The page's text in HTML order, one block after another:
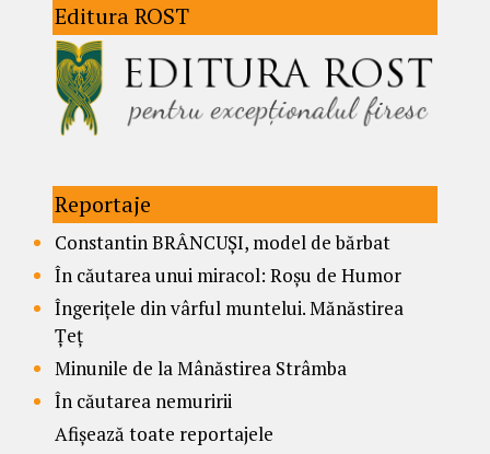
Editura ROST
Reportaje
Constantin BRÂNCUȘI, model de bărbat
În căutarea unui miracol: Roșu de Humor
Îngerițele din vârful muntelui. Mănăstirea
Țeț
Minunile de la Mânăstirea Strâmba
În căutarea nemuririi
Afișează toate reportajele